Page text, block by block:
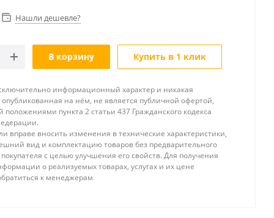
Нашли дешевле?
В корзину Купить в 1 клик
информационный характер и никакая
на нём, не является публичной офертой,
положениями пункта 2 статьи 437 Гражданского кодекса
вправе вносить изменения в технические характеристики,
вид и комплектацию товаров без предварительного
с целью улучшения его свойств. Для получения
о реализуемых товарах, услугах и их цене
к менеджерам